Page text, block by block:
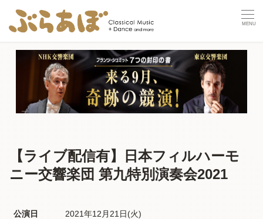
【ライブ配信有】日本フィルハーモ
ニー交響楽団 第九特別演奏会2021
公演日 2021年12月21日(火)